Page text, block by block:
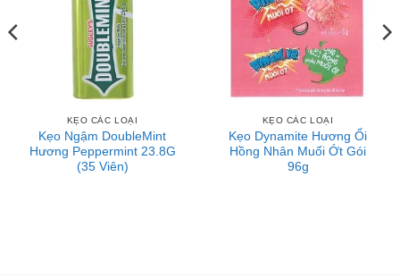
KẸO CÁC LOẠI
Kẹo Ngậm DoubleMint
Hương Peppermint 23.8G
(35 Viên)
KẸO CÁC LOẠI
Kẹo Dynamite Hương Ổi
Hồng Nhân Muối Ớt Gói
96g